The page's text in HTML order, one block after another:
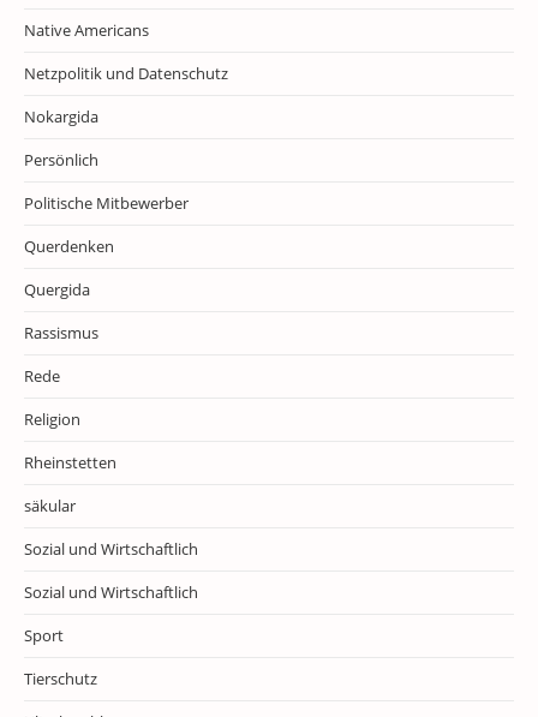
Native Americans
Netzpolitik und Datenschutz
Nokargida
Persönlich
Politische Mitbewerber
Querdenken
Quergida
Rassismus
Rede
Religion
Rheinstetten
säkular
Sozial und Wirtschaftlich
Sozial und Wirtschaftlich
Sport
Tierschutz